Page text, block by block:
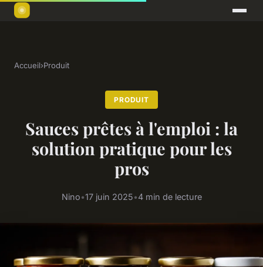
Accueil›Produit
PRODUIT
Sauces prêtes à l'emploi : la
solution pratique pour les
pros
Nino•17 juin 2025•4 min de lecture